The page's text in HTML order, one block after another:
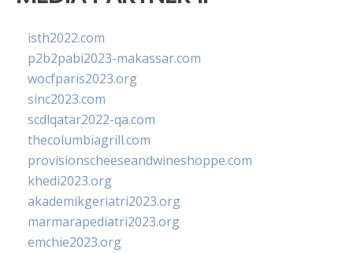
isth2022.com
p2b2pabi2023-makassar.com
wocfparis2023.org
sinc2023.com
scdlqatar2022-qa.com
thecolumbiagrill.com
provisionscheeseandwineshoppe.com
khedi2023.org
akademikgeriatri2023.org
marmarapediatri2023.org
emchie2023.org